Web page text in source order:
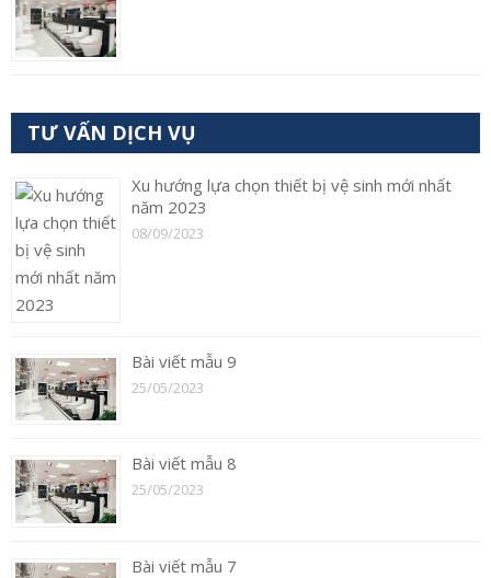
TƯ VẤN DỊCH VỤ
Xu hướng lựa chọn thiết bị vệ sinh mới nhất
năm 2023
08/09/2023
Bài viết mẫu 9
25/05/2023
Bài viết mẫu 8
25/05/2023
Bài viết mẫu 7